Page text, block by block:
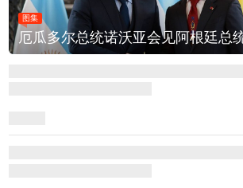
图集
美国斯波坎：野火烧毁700多所房屋